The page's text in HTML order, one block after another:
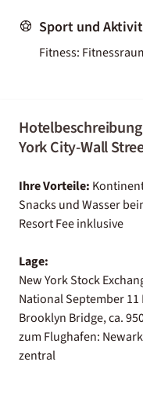
Sport und
Fitness:
York City-Wall
Ihre Vorteile:
Snacks und Wasser
Resort Fee inklusive
Lage:
New York Stock
National September 11
Brooklyn Bridge, ca.
zum Flughafen:
zentral